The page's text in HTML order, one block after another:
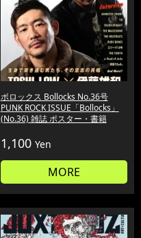
ボロックス Bollocks No.36号
PUNK ROCK ISSUE「Bollocks」
(No.36) 雑誌 ポスター・書籍
1,100 Yen
MORE